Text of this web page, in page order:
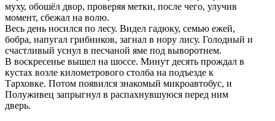
муху, обошёл двор, проверяя метки, после чего, улучив
момент, сбежал на волю.
Весь день носился по лесу. Видел гадюку, семью ежей,
бобра, напугал грибников, загнал в нору лису. Голодный и
счастливый уснул в песчаной яме под выворотнем.
В воскресенье вышел на шоссе. Минут десять прождал в
кустах возле километрового столба на подъезде к
Тарховке. Потом появился знакомый микроавтобус, и
Полуживец запрыгнул в распахнувшуюся перед ним
дверь.